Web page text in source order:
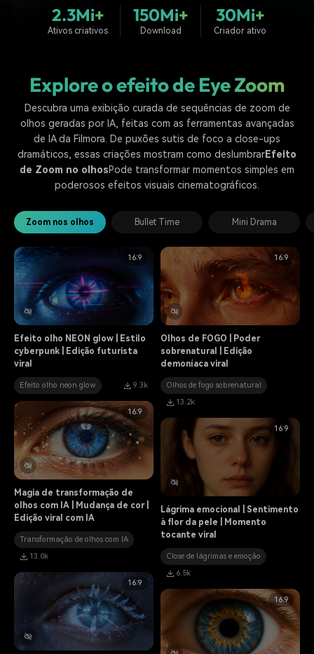
Enciclopédia de Vídeo Inspire-se com Filmora
Hub de Criadores
Mostre sua criatividade
ilimitada com o Hub de
Criadores
Efeitos Especiais DIY
Crie efeitos de vídeo
profissionais por conta
própria
Comunidade
Blog
empresarial
Suporte
Saiba mais
Buscar
2.3Mi+
Ativos criativos
150Mi+
Download
30Mi+
Criador ativo
Explore o efeito de Eye Zoom
Descubra uma exibição curada de sequências de zoom de
olhos geradas por IA, feitas com as ferramentas avançadas
de IA da Filmora. De puxões sutis de foco a close-ups
dramáticos, essas criações mostram como deslumbrarEfeito
de Zoom no olhosPode transformar momentos simples em
poderosos efeitos visuais cinematográficos.
Zoom nos olhos Bullet Time Mini Drama
16:9
Efeito olho NEON glow | Estilo
cyberpunk | Edição futurista
viral
Efeito olho neon glow 9.3k
16:9
Olhos de FOGO | Poder
sobrenatural | Edição
demoníaca viral
Olhos de fogo sobrenatural
13.2k
16:9
Magia de transformação de
olhos com IA | Mudança de cor |
Edição viral com IA
Transformação de olhos com IA
13.0k
16:9
Lágrima emocional | Sentimento
à flor da pele | Momento
tocante viral
Close de lágrimas e emoção
6.5k
16:9
16:9